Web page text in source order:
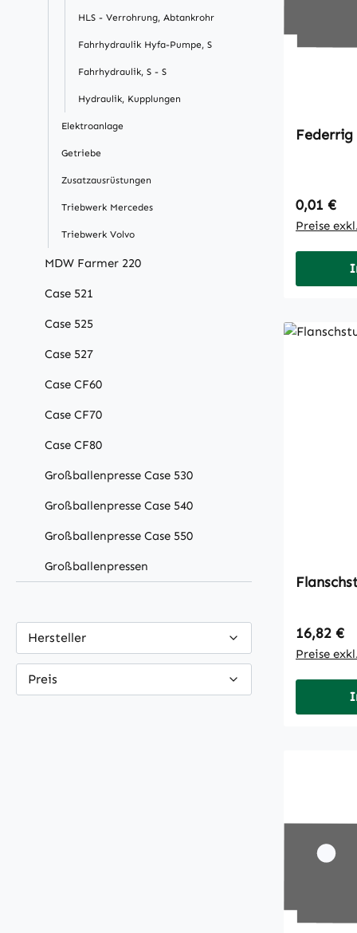
HLS - Verrohrung, Abtankrohr
Fahrhydraulik Hyfa-Pumpe, S
Fahrhydraulik, S - S
Hydraulik, Kupplungen
Elektroanlage
Getriebe
Zusatzausrüstungen
Triebwerk Mercedes
Triebwerk Volvo
MDW Farmer 220
Case 521
Case 525
Case 527
Case CF60
Case CF70
Case CF80
Großballenpresse Case 530
Großballenpresse Case 540
Großballenpresse Case 550
Großballenpressen
Hersteller
Preis
0,01 €
Preise
16,82 €
Preise